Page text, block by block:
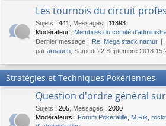
Les tournois du circuit
Sujets : 441 Messages : 11393
Modérateur : Membres du comité
Dernier message : Re: Mega stack namur
par arnauch , Samedi 22 Septembre 2018
Stratégies et Techniques Pokériennes
Question d'ordre général
Sujets : 205 Messages : 2000
Modérateurs : Forum Pokeralille M.Rik